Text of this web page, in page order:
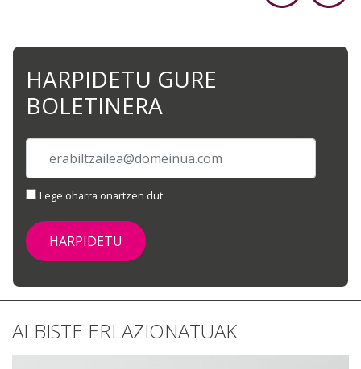
HARPIDETU GURE
BOLETINERA
Lege oharra onartzen dut
ALBISTE ERLAZIONATUAK